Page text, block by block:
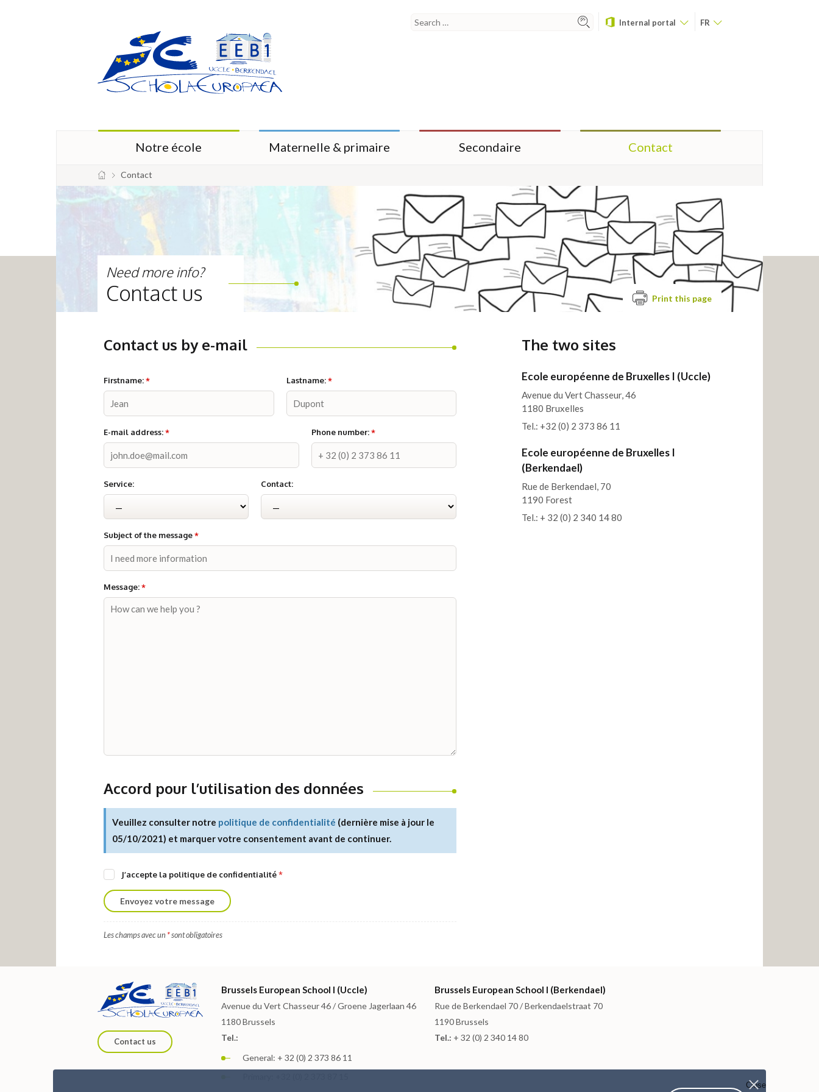
Internal portal FR
Notre école Maternelle & primaire Secondaire Contact
Contact
Need more info?
Contact us Print this page
Contact us by e-mail
Firstname:* Lastname:*
E-mail address:* Phone number:*
Service: Contact:
Subject of the message*
Message:*
Accord pour l’utilisation des données
Veuillez consulter notre politique de confidentialité (dernière mise à jour le
05/10/2021) et marquer votre consentement avant de continuer.
J’accepte la politique de confidentialité *
Envoyez votre message
Les champs avec un *sont obligatoires
The two sites
Ecole européenne de Bruxelles I (Uccle)
Avenue du Vert Chasseur, 46
1180 Bruxelles
Tel.: +32 (0) 2 373 86 11
Ecole européenne de Bruxelles I
(Berkendael)
Rue de Berkendael, 70
1190 Forest
Tel.: + 32 (0) 2 340 14 80
Contact us
Brussels European School I (Uccle)
Avenue du Vert Chasseur 46 / Groene Jagerlaan 46
1180 Brussels
Tel.:
General: + 32 (0) 2 373 86 11
Brussels European School I (Berkendael)
Rue de Berkendael 70 / Berkendaelstraat 70
1190 Brussels
Tel.: + 32 (0) 2 340 14 80
Close